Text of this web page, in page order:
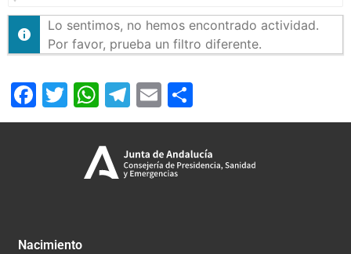
Lo sentimos, no hemos encontrado actividad.
Por favor, prueba un filtro diferente.
Facebook
Twitter
WhatsApp
Telegram
Email
Nacimiento